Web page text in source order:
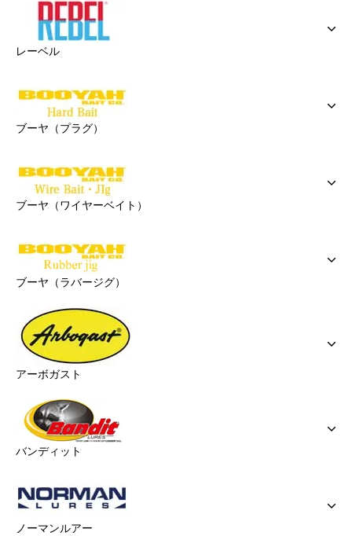
レーベル
ブーヤ（プラグ）
ブーヤ（ワイヤーベイト）
ブーヤ（ラバージグ）
アーボガスト
バンディット
ノーマンルアー